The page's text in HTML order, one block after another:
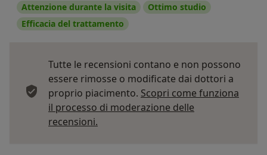
Attenzione durante la visita
Ottimo studio
Efficacia del trattamento
Tutte le recensioni contano e non possono
essere rimosse o modificate dai dottori a
proprio piacimento. Scopri come funziona
il processo di moderazione delle
recensioni.